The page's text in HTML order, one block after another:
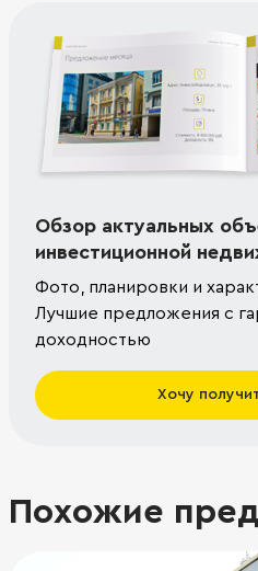
Обзор актуальных
инвестиционной
Фото, планировки и
Лучшие предложения с
доходностью
Хочу
Похожие